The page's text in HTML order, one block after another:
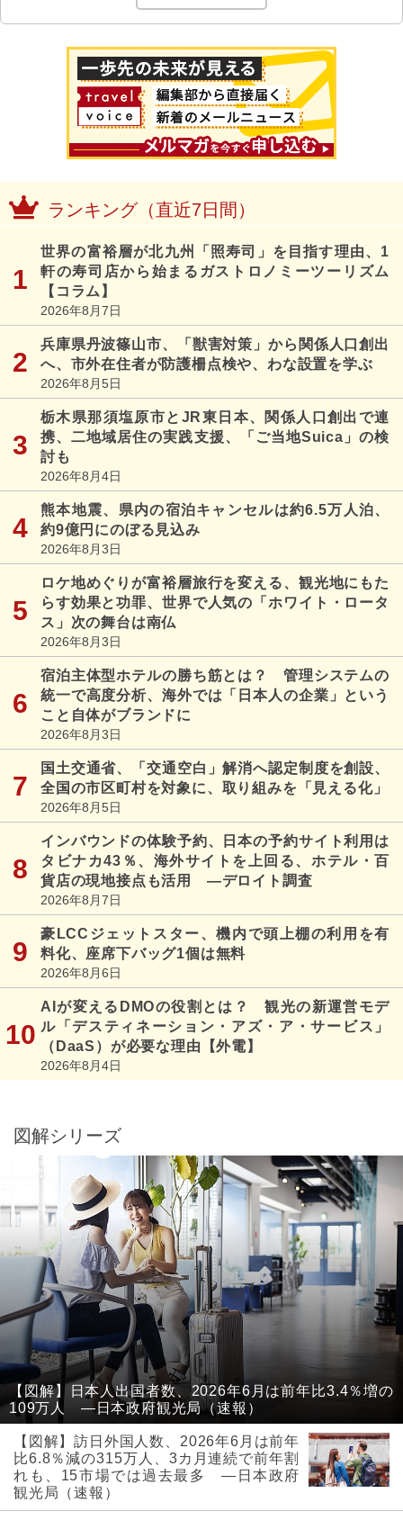
ランキング（直近7日間）
世界の富裕層が北九州「照寿司」を目指す理由、1
軒の寿司店から始まるガストロノミーツーリズム
【コラム】
2026年8月7日
兵庫県丹波篠山市、「獣害対策」から関係人口創出
へ、市外在住者が防護柵点検や、わな設置を学ぶ
2026年8月5日
栃木県那須塩原市とJR東日本、関係人口創出で連
携、二地域居住の実践支援、「ご当地Suica」の検
討も
2026年8月4日
熊本地震、県内の宿泊キャンセルは約6.5万人泊、
約9億円にのぼる見込み
2026年8月3日
ロケ地めぐりが富裕層旅行を変える、観光地にもた
らす効果と功罪、世界で人気の「ホワイト・ロータ
ス」次の舞台は南仏
2026年8月3日
宿泊主体型ホテルの勝ち筋とは？ 管理システムの
統一で高度分析、海外では「日本人の企業」という
こと自体がブランドに
2026年8月3日
国土交通省、「交通空白」解消へ認定制度を創設、
全国の市区町村を対象に、取り組みを「見える化」
2026年8月5日
インバウンドの体験予約、日本の予約サイト利用は
タビナカ43％、海外サイトを上回る、ホテル・百
貨店の現地接点も活用 ―デロイト調査
2026年8月7日
豪LCCジェットスター、機内で頭上棚の利用を有
料化、座席下バッグ1個は無料
2026年8月6日
AIが変えるDMOの役割とは？ 観光の新運営モデ
ル「デスティネーション・アズ・ア・サービス」
（DaaS）が必要な理由【外電】
2026年8月4日
図解シリーズ
【図解】日本人出国者数、2026年6月は前年比3.4％増の
109万人 ―日本政府観光局（速報）
【図解】訪日外国人数、2026年6月は前年
比6.8％減の315万人、3カ月連続で前年割
れも、15市場では過去最多 ―日本政府
観光局（速報）